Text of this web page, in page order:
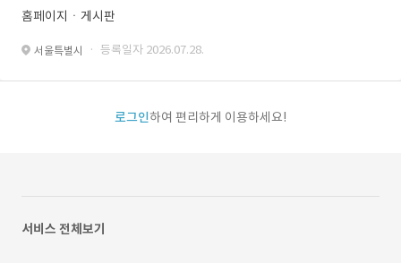
홈페이지ㆍ게시판
서울특별시 · 등록일자 2026.07.28.
로그인하여 편리하게 이용하세요!
서비스 전체보기